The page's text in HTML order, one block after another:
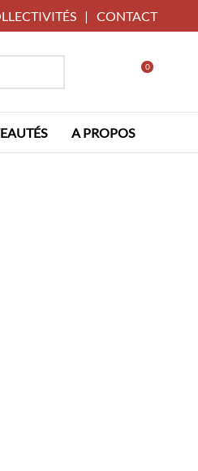
| CONTACT
0
A PROPOS